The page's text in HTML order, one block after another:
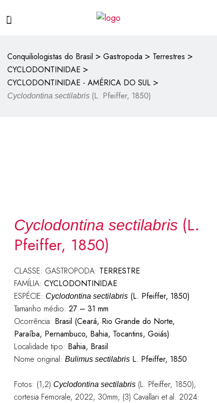
Conquiliologistas do Brasil > Gastropoda > Terrestres >
CYCLODONTINIDAE >
CYCLODONTINIDAE - AMÉRICA DO SUL >
Cyclodontina sectilabris (L. Pfeiffer, 1850)
Cyclodontina sectilabris (L.
Pfeiffer, 1850)
CLASSE: GASTROPODA: TERRESTRE
FAMÍLIA: CYCLODONTINIDAE
ESPÉCIE: Cyclodontina sectilabris(L. Pfeiffer, 1850)
Tamanho médio: 27 – 31 mm
Ocorrência: Brasil (Ceará, Rio Grande do Norte,
Paraíba, Pernambuco, Bahia, Tocantins, Goiás)
Localidade tipo: Bahia, Brasil
Nome original: Bulimus sectilabrisL. Pfeiffer, 1850
Fotos: (1,2) Cyclodontina sectilabris(L. Pfeiffer, 1850),
cortesia Femorale, 2022, 30mm; (3) Cavallari et al. 2024: